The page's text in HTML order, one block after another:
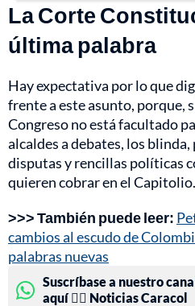
La Corte
última palabra
Hay expectativa por lo que
frente a este asunto, porque,
Congreso no está facultado
alcaldes a debates, los
disputas y rencillas políticas
quieren cobrar en el Capitolio.
>>> También puede leer:
cambios al escudo de
palabras nuevas
Suscríbase a nuestro
aquí 👉🏻 Noticias Caracol